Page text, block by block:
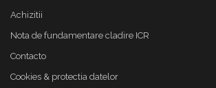
Achizitii
Nota de fundamentare cladire ICR
Contacto
Cookies & protectia datelor